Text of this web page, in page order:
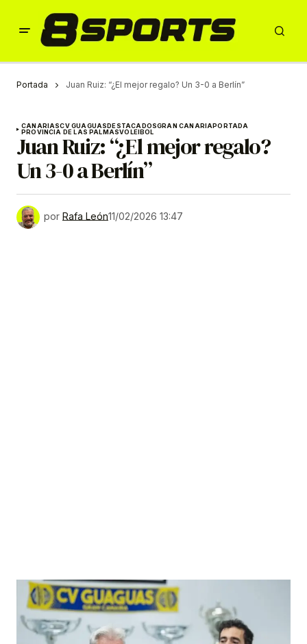
Portada Juan Ruiz: “¿El mejor regalo? Un 3-0 a Berlín”
CANARIASCV GUAGUASDESTACADOSGRAN CANARIAPORTADA
PROVINCIA DE LAS PALMASVOLEIBOL
Juan Ruiz: “¿El mejor regalo?
Un 3-0 a Berlín”
por Rafa León11/02/2026 13:47